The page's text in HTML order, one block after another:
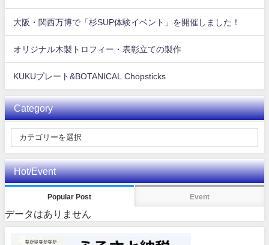
大阪・関西万博で「杉SUP体験イベント」を開催しました！
オリジナル木製トロフィー・表彰立ての製作
KUKUプレート&BOTANICAL Chopsticks
Category
Hot/Event
Popular Post Event
データはありません